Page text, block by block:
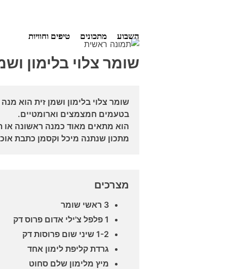
השבוע מתכונים טיפים וחוויות
שומר צלוי בלימון
שומר צלוי בלימון ושמן זית הוא
בטעמים חמצמצים וארומטיים.
הוא מתאים מאוד כמנה ראשונה או
מתכון שנתנה מיכל וקסמן כתבת
מצרכים
3 ראשי שומר
1 פלפל צ'ילי אדום פרוס דק
1-2 שיני שום פרוסות דק
גרדת קליפת לימון אחד
מיץ מלימון שלם סחוט